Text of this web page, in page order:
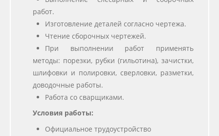
работ.
Изготовление деталей согласно чертежа.
Чтение сборочных чертежей.
При выполнении работ применять
методы: порезки, рубки (гильотина), зачистки,
шлифовки и полировки, сверловки, разметки,
доводочные работы.
Работа со сварщиками.
Условия работы:
Официальное трудоустройство